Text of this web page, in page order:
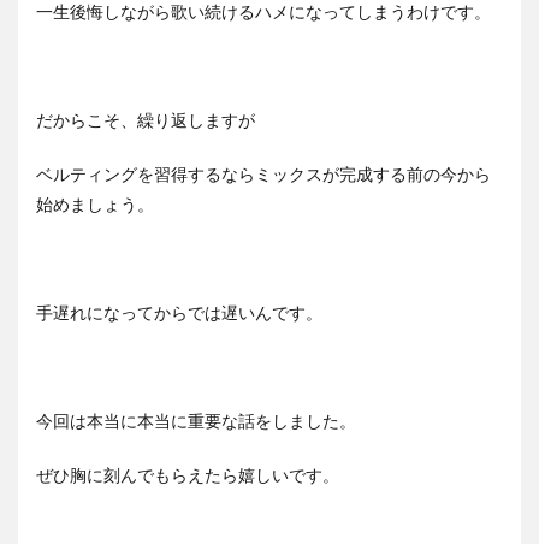
一生後悔しながら歌い続けるハメになってしまうわけです。
だからこそ、繰り返しますが
ベルティングを習得するならミックスが完成する前の今から
始めましょう。
手遅れになってからでは遅いんです。
今回は本当に本当に重要な話をしました。
ぜひ胸に刻んでもらえたら嬉しいです。